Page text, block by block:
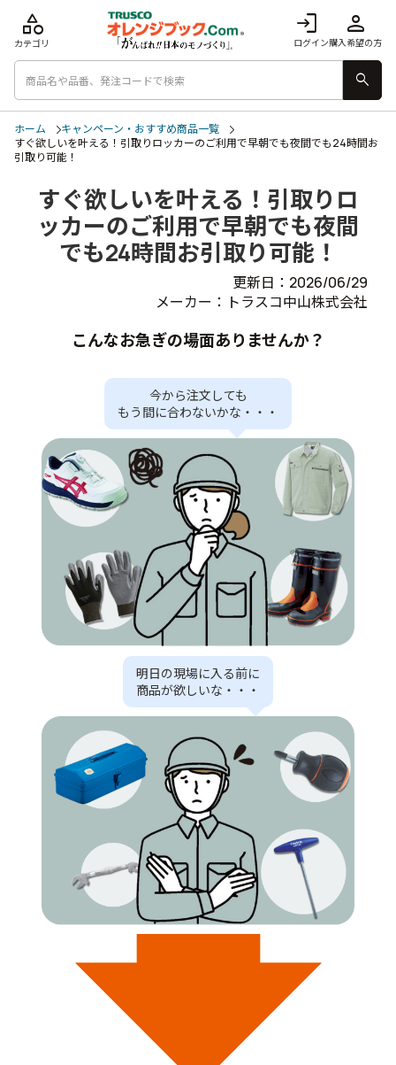
login
ログイン
person
購入希望の方
category
カテゴリ
search
ホーム
キャンペーン・おすすめ商品一覧
すぐ欲しいを叶える！引取りロッカーのご利用で早朝でも夜間でも24時間お
引取り可能！
すぐ欲しいを叶える！引取りロ
ッカーのご利用で早朝でも夜間
でも24時間お引取り可能！
更新日：2026/06/29
メーカー：トラスコ中山株式会社
こんなお急ぎの場面ありませんか？
今から注文しても
もう間に合わないかな・・・
明日の現場に入る前に
商品が欲しいな・・・